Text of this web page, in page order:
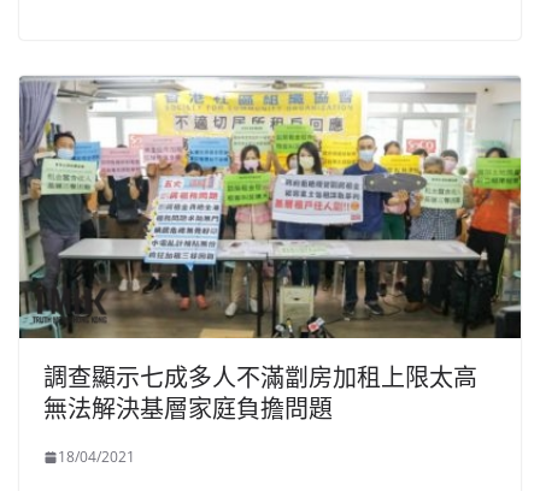
調查顯示七成多人不滿劏房加租上限太高
無法解決基層家庭負擔問題
18/04/2021